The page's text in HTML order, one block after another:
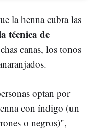
la henna cubra las
técnica de
canas, los tonos
optan por
con índigo (un
o negros)",